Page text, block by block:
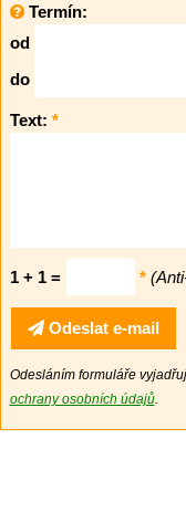
Termín:
od
do
Text: *
1 + 1 = *
Odeslat e-mail
Odesláním formuláře
ochrany osobních údajů.